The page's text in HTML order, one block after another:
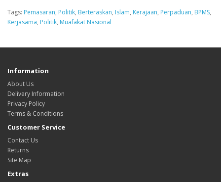
Tags: Pemasaran, Politik, Berteraskan, Islam, Kerajaan, Perpaduan, BPMS,
Kerjasama, Politik, Muafakat Nasional
Information
About Us
Delivery Information
Privacy Policy
Terms & Conditions
Customer Service
Contact Us
Returns
Site Map
Extras